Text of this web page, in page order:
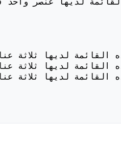
القائمة لديها ثلاثة
القائمة لديها ثلاثة
القائمة لديها ثلاثة